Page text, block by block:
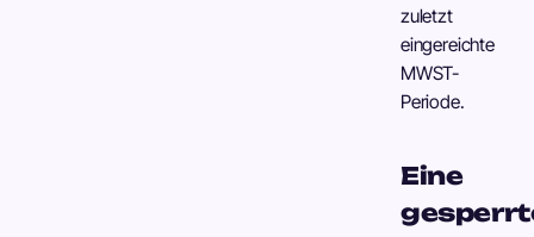
zuletzt
eingereichte
MWST-
Periode.
Eine